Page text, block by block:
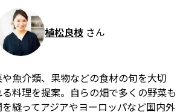
植松良枝 さん
魚介類、果物などの食材の旬を大切
料理を提案。自らの畑で多くの野菜も
縫ってアジアやヨーロッパなど国内外